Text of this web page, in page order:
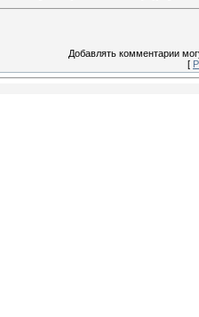
Добавлять комментарии
[